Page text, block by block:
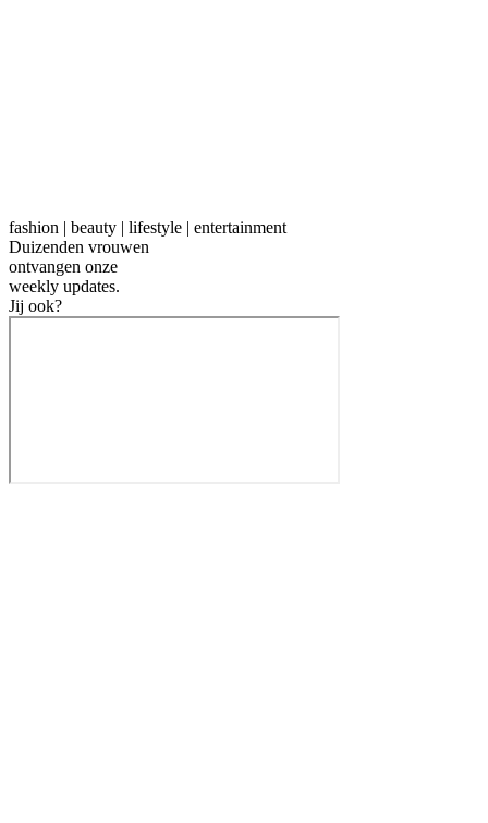
fashion | beauty | lifestyle | entertainment
Duizenden vrouwen
ontvangen onze
weekly updates.
Jij ook?